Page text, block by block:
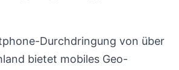
Durchdringung von über
bietet mobiles Geo-